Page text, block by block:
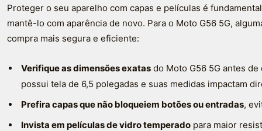
Proteger o seu aparelho com capas e películas é
mantê-lo com aparência de novo. Para o Moto G56 5G,
compra mais segura e eficiente:
Verifique as dimensões exatas do Moto G56 5G antes
possui tela de 6,5 polegadas e suas medidas impactam
Prefira capas que não bloqueiem botões ou entradas,
Invista em películas de vidro temperado para maior